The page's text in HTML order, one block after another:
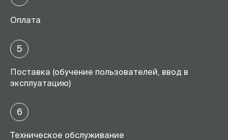
Оплата
5
Поставка (обучение пользователей, ввод в
эксплуатацию)
6
Техническое обслуживание